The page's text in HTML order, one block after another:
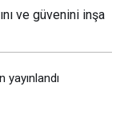
ve güvenini inşa
yayınlandı